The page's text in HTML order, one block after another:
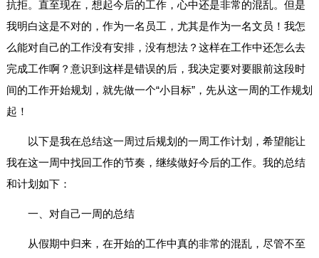
抗拒。直至现在，想起今后的工作，心中还是非常的混乱。但是
我明白这是不对的，作为一名员工，尤其是作为一名文员！我怎
么能对自己的工作没有安排，没有想法？这样在工作中还怎么去
完成工作啊？意识到这样是错误的后，我决定要对要眼前这段时
间的工作开始规划，就先做一个“小目标”，先从这一周的工作规划
起！
以下是我在总结这一周过后规划的一周工作计划，希望能让
我在这一周中找回工作的节奏，继续做好今后的工作。我的总结
和计划如下：
一、对自己一周的总结
从假期中归来，在开始的工作中真的非常的混乱，尽管不至